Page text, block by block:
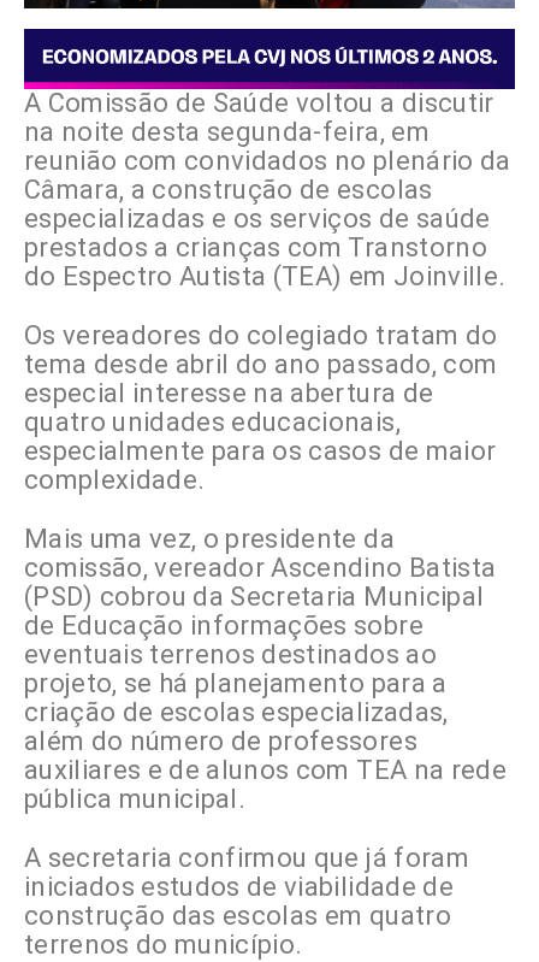
A Comissão de Saúde voltou a discutir
na noite desta segunda-feira, em
reunião com convidados no plenário da
Câmara, a construção de escolas
especializadas e os serviços de saúde
prestados a crianças com Transtorno
do Espectro Autista (TEA) em Joinville.
Os vereadores do colegiado tratam do
tema desde abril do ano passado, com
especial interesse na abertura de
quatro unidades educacionais,
especialmente para os casos de maior
complexidade.
Mais uma vez, o presidente da
comissão, vereador Ascendino Batista
(PSD) cobrou da Secretaria Municipal
de Educação informações sobre
eventuais terrenos destinados ao
projeto, se há planejamento para a
criação de escolas especializadas,
além do número de professores
auxiliares e de alunos com TEA na rede
pública municipal.
A secretaria confirmou que já foram
iniciados estudos de viabilidade de
construção das escolas em quatro
terrenos do município.